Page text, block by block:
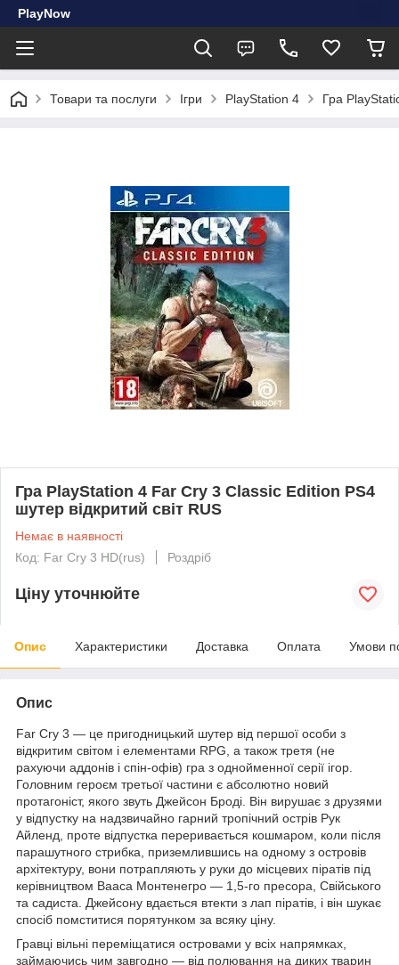
PlayNow
Товари та послуги Ігри PlayStation 4 Гра
Гра PlayStation 4 Far Cry 3 Classic Edition PS4
шутер відкритий світ RUS
Немає в наявності
Код: Far Cry 3 HD(rus)
Роздріб
Ціну уточнюйте
Опис Характеристики Доставка Оплата Умови
Опис
Far Cry 3 — це пригодницький шутер від першої особи з
відкритим світом і елементами RPG, а також третя (не
рахуючи аддонів і спін-офів) гра з однойменної серії ігор.
Головним героєм третьої частини є абсолютно новий
протагоніст, якого звуть Джейсон Броді. Він вирушає з друзями
у відпустку на надзвичайно гарний тропічний острів Рук
Айленд, проте відпустка переривається кошмаром, коли після
парашутного стрибка, приземлившись на одному з островів
архітектуру, вони потрапляють у руки до місцевих піратів під
керівництвом Вааса Монтенегро — 1,5-го пресора, Свійського
та садиста. Джейсону вдається втекти з лап піратів, і він шукає
спосіб помститися порятунком за всяку ціну.
Гравці вільні переміщатися островами у всіх напрямках,
займаючись чим завгодно — від полювання на диких тварин